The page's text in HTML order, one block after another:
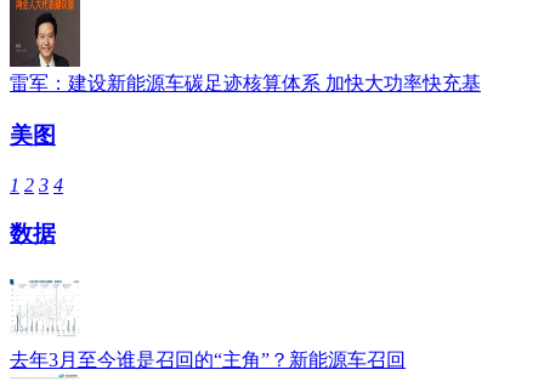
雷军：建设新能源车碳足迹核算体系 加快大功率快充基
美图
1 2 3 4
数据
去年3月至今谁是召回的“主角”？新能源车召回